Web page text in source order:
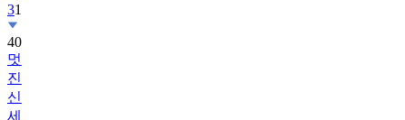
31
40
멋
진
신
세